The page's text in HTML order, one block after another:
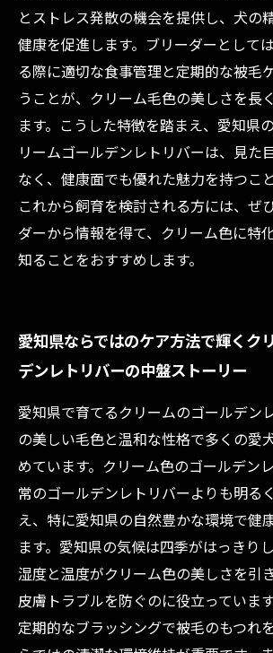
とストレス発散の機会を提供し、犬の
健康を促進します。ブリーダーとして
る際に適切な食事管理と定期的な被毛
うことが、クリーム毛色の美しさを長
ます。こうした特徴を踏まえ、愛知県
リームゴールデンレトリバーは、見た
なく、健康面でも優れた魅力を持つこ
これから飼育を検討される方には、ぜ
ダーから情報を得て、クリーム色に特
知ることをおすすめします。
愛知県ならではのケア方法で輝くク
デンレトリバーの中盤ストーリー
愛知県で育てるクリームのゴールデン
の美しい毛色と温和な性格で多くの愛
めています。クリーム色のゴールデン
常のゴールデンレトリバーよりも明る
え、特に愛知県の自然豊かな環境で健
ます。愛知県の気候は四季がはっきり
湿度と温度がクリーム色の美しさを引
皮膚トラブルを防ぐのに役立っていま
定期的なブラッシングで被毛のもつれ